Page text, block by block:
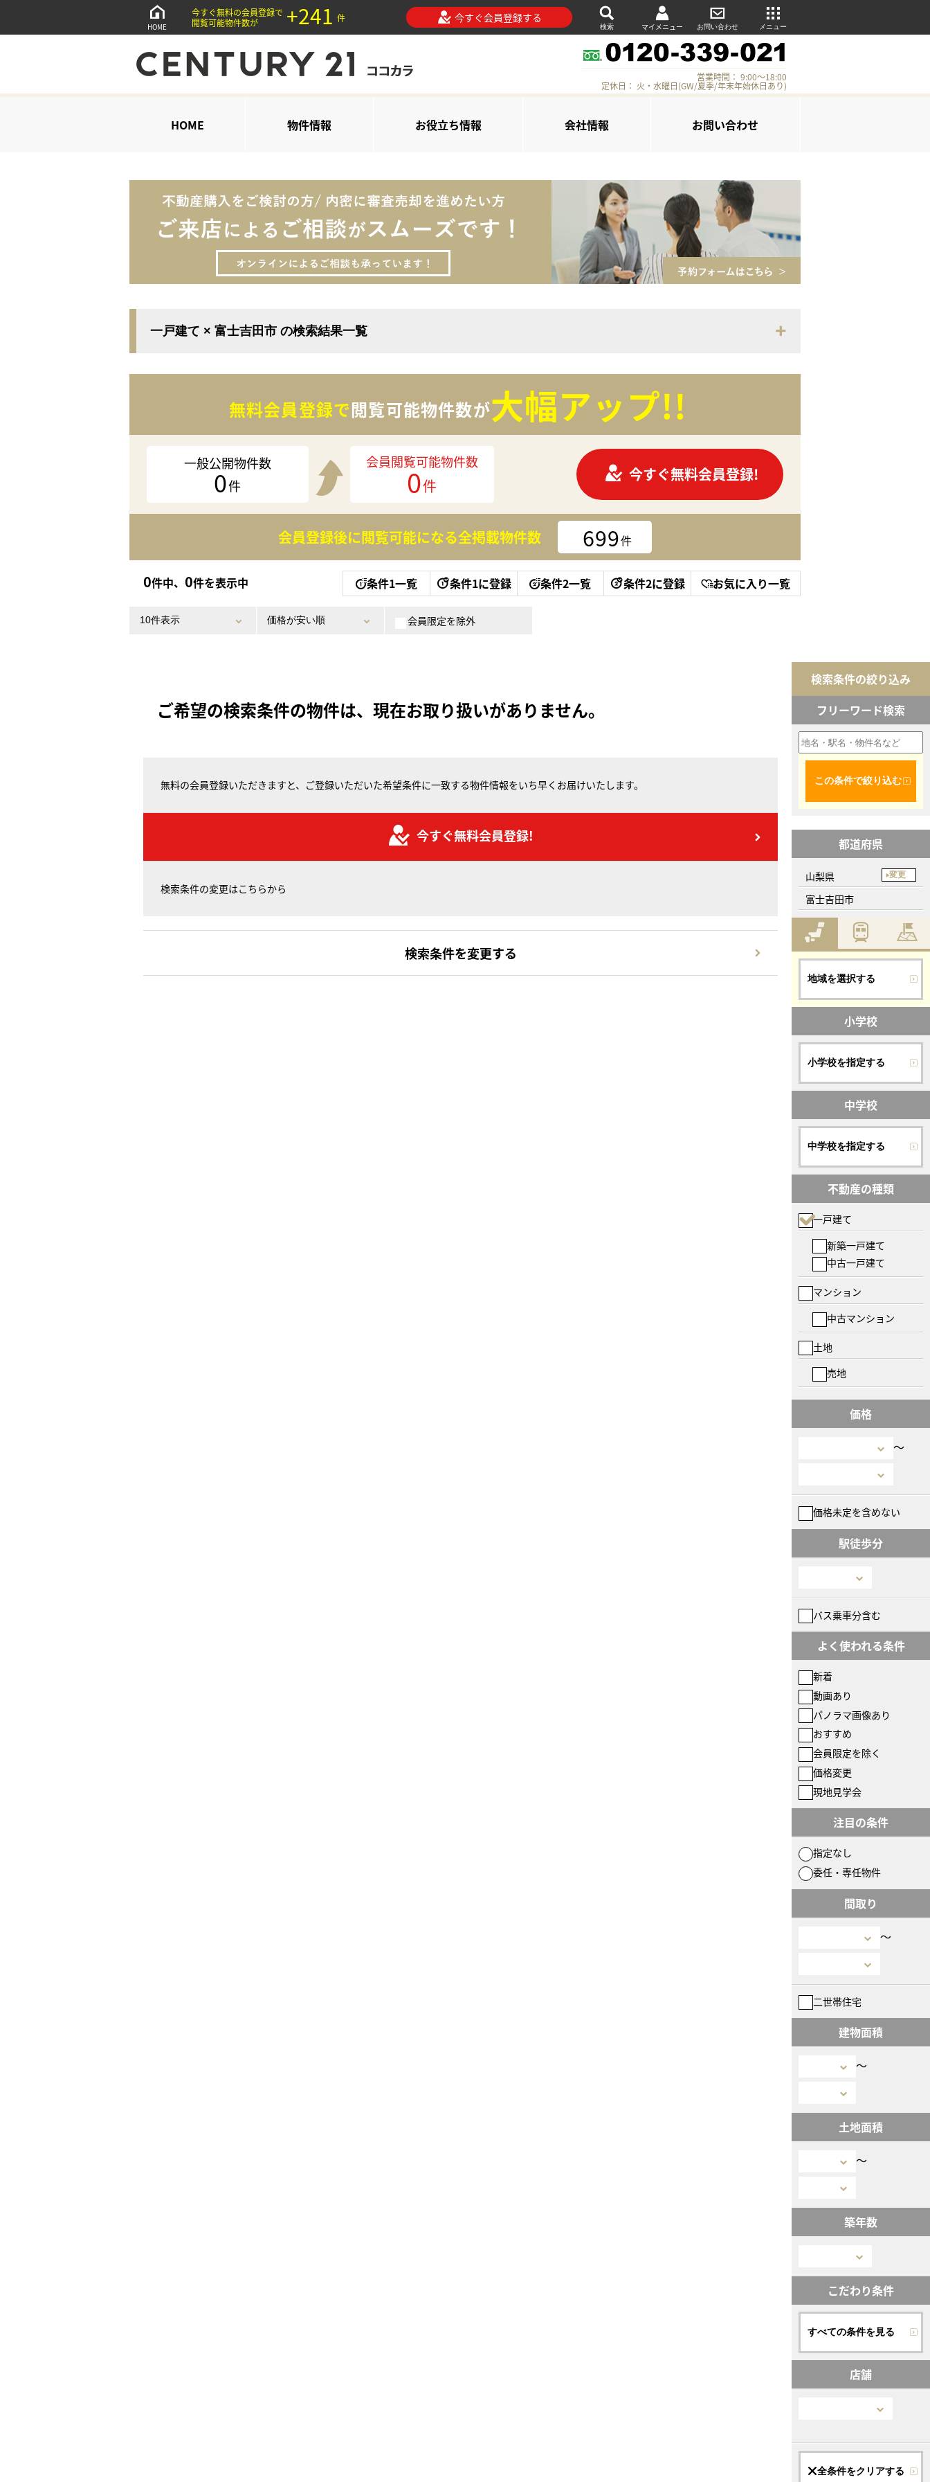
HOME
今すぐ無料の会員登録で
閲覧可能物件数が
+241 件 今すぐ会員登録する
検索 マイメニュー お問い合わせ メニュー
営業時間： 9:00～18:00
定休日： 火・水曜日(GW/夏季/年末年始休日あり)
HOME 物件情報 お役立ち情報 会社情報 お問い合わせ
一戸建て × 富士吉田市 の検索結果一覧
無料会員登録で閲覧可能物件数が大幅アップ!!
一般公開物件数
0件
会員閲覧可能物件数
0件
今すぐ無料会員登録!
会員登録後に閲覧可能になる全掲載物件数 699件
0件中、 0件を表示中 条件1一覧 条件1に登録 条件2一覧 条件2に登録 お気に入り一覧
会員限定を除外
ご希望の検索条件の物件は、現在お取り扱いがありません。
無料の会員登録いただきますと、ご登録いただいた希望条件に一致する物件情報をいち早くお届けいたします。
今すぐ無料会員登録!
検索条件の変更はこちらから
検索条件を変更する
検索条件の絞り込み
フリーワード検索
この条件で絞り込む
都道府県
山梨県 変更
富士吉田市
地域を選択する
小学校
小学校を指定する
中学校
中学校を指定する
不動産の種類
一戸建て
新築一戸建て
中古一戸建て
マンション
中古マンション
土地
売地
価格
〜
価格未定を含めない
駅徒歩分
バス乗車分含む
よく使われる条件
新着
動画あり
パノラマ画像あり
おすすめ
会員限定を除く
価格変更
現地見学会
注目の条件
指定なし
委任・専任物件
間取り
〜
二世帯住宅
建物面積
〜
土地面積
〜
築年数
こだわり条件
すべての条件を見る
店舗
全条件をクリアする